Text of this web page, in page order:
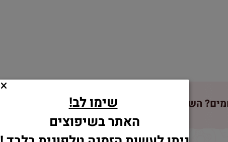
השאירו פרטים! שימו לב!
האתר בשיפוצים